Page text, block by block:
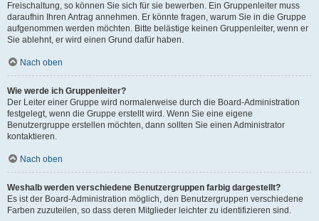
Freischaltung, so können Sie sich für sie bewerben. Ein Gruppenleiter muss
daraufhin Ihren Antrag annehmen. Er könnte fragen, warum Sie in die Gruppe
aufgenommen werden möchten. Bitte belästige keinen Gruppenleiter, wenn er
Sie ablehnt, er wird einen Grund dafür haben.
Nach oben
Wie werde ich Gruppenleiter?
Der Leiter einer Gruppe wird normalerweise durch die Board-Administration
festgelegt, wenn die Gruppe erstellt wird. Wenn Sie eine eigene
Benutzergruppe erstellen möchten, dann sollten Sie einen Administrator
kontaktieren.
Nach oben
Weshalb werden verschiedene Benutzergruppen farbig dargestellt?
Es ist der Board-Administration möglich, den Benutzergruppen verschiedene
Farben zuzuteilen, so dass deren Mitglieder leichter zu identifizieren sind.